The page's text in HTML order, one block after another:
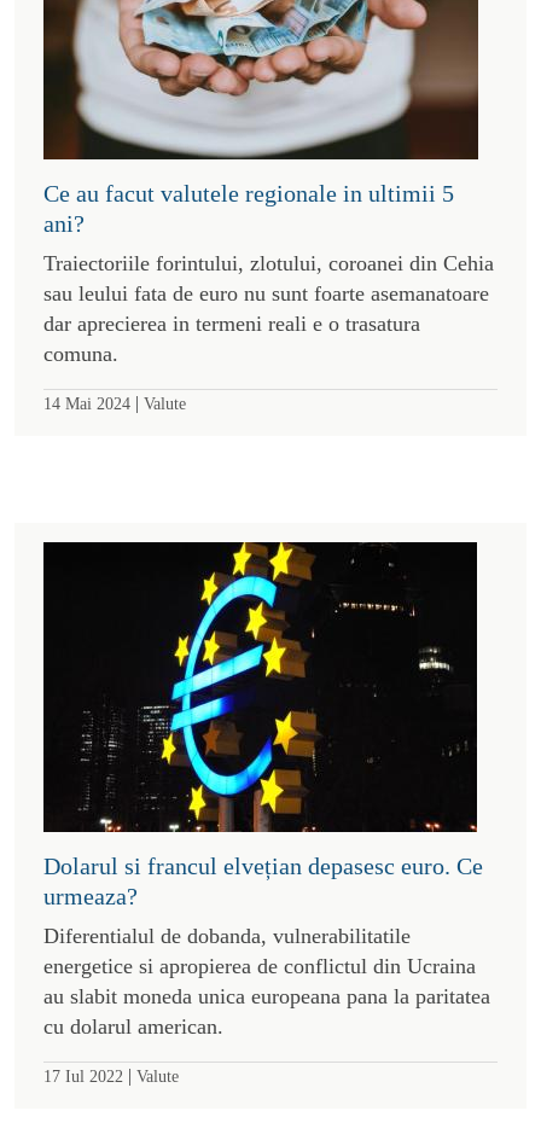
Ce au facut valutele regionale in ultimii 5
ani?
Traiectoriile forintului, zlotului, coroanei din Cehia
sau leului fata de euro nu sunt foarte asemanatoare
dar aprecierea in termeni reali e o trasatura
comuna.
14 Mai 2024 | Valute
Dolarul si francul elvețian depasesc euro. Ce
urmeaza?
Diferentialul de dobanda, vulnerabilitatile
energetice si apropierea de conflictul din Ucraina
au slabit moneda unica europeana pana la paritatea
cu dolarul american.
17 Iul 2022 | Valute